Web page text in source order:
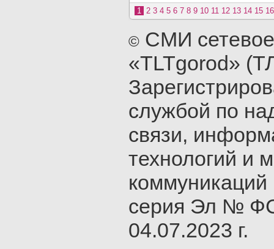
1 2 3 4 5 6 7 8 9 10 11 12 13 14 15 16
© СМИ
«TLTgorod»
службой по
связи,
технологий и
серия Эл №
04.07.2023 г.